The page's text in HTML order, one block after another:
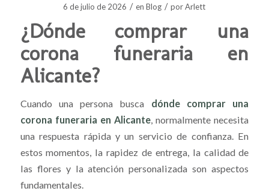
6 de julio de 2026 / enBlog / porArlett
¿Dónde comprar una
corona funeraria en
Alicante?
Cuando una persona busca dónde comprar una
corona funeraria en Alicante , normalmente necesita
una respuesta rápida y un servicio de confianza. En
estos momentos, la rapidez de entrega, la calidad de
las flores y la atención personalizada son aspectos
fundamentales.